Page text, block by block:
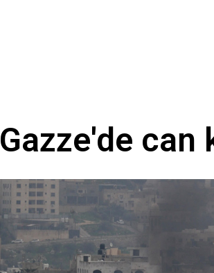
Gazze'de can